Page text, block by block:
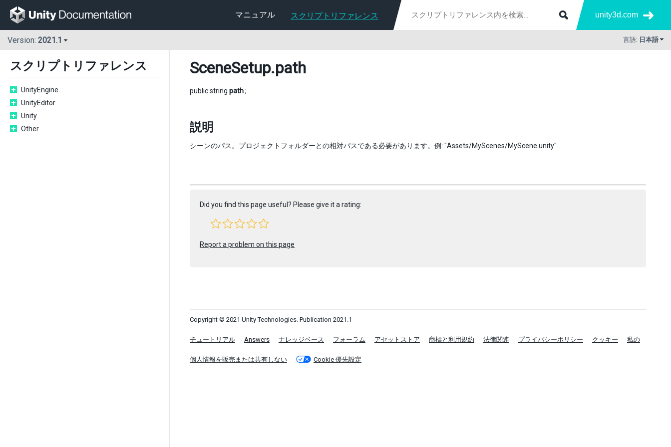
マニュアル スクリプトリファレンス unity3d.com
Version: 2021.1 言語: 日本語
スクリプトリファレンス
UnityEngine
UnityEditor
Unity
Other
SceneSetup.path
public string path;
説明
シーンのパス。プロジェクトフォルダーとの相対パスである必要があります。例: "Assets/MyScenes/MyScene.unity"
Did you find this page useful? Please give it a rating:
Report a problem on this page
Copyright © 2021 Unity Technologies. Publication 2021.1
チュートリアル Answers ナレッジベース フォーラム アセットストア 商標と利用規約 法律関連 プライバシーポリシー クッキー 私の
個人情報を販売または共有しない Cookie 優先設定